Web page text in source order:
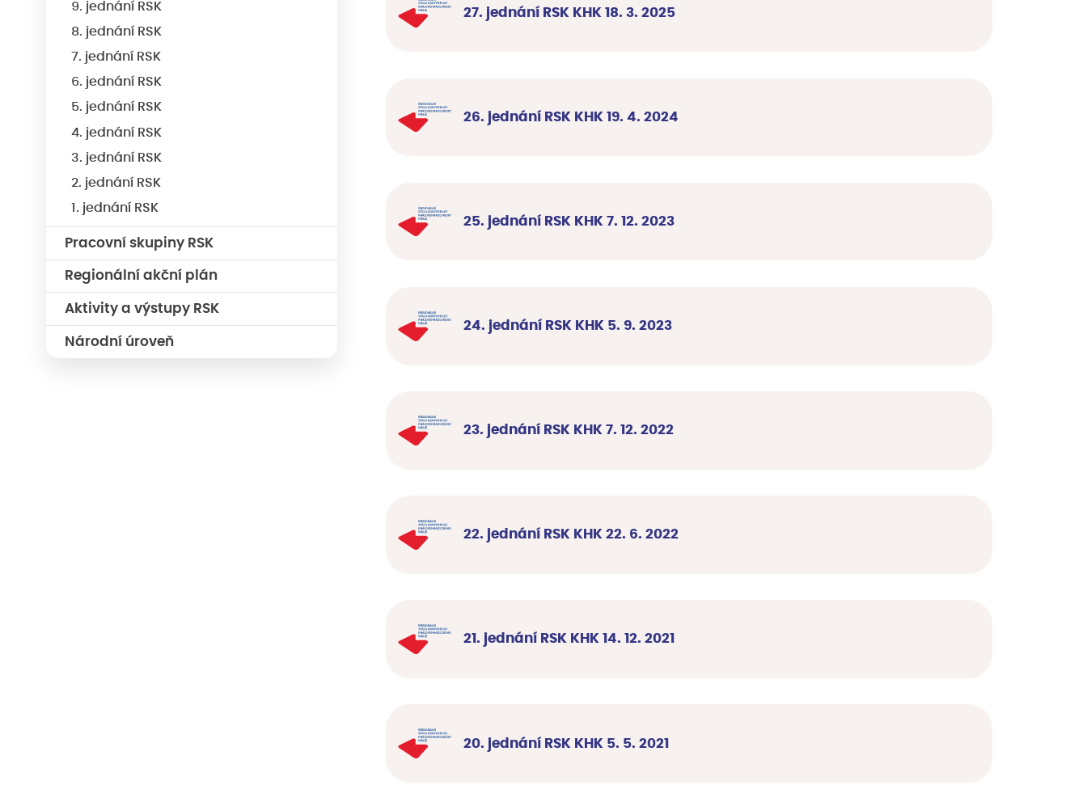
9. jednání RSK
8. jednání RSK
7. jednání RSK
6. jednání RSK
5. jednání RSK
4. jednání RSK
3. jednání RSK
2. jednání RSK
1. jednání RSK
Pracovní skupiny RSK
Regionální akční plán
Aktivity a výstupy RSK
Národní úroveň
27. jednání RSK KHK 18. 3. 2025
26. jednání RSK KHK 19. 4. 2024
25. jednání RSK KHK 7. 12. 2023
24. jednání RSK KHK 5. 9. 2023
23. jednání RSK KHK 7. 12. 2022
22. jednání RSK KHK 22. 6. 2022
21. jednání RSK KHK 14. 12. 2021
20. jednání RSK KHK 5. 5. 2021